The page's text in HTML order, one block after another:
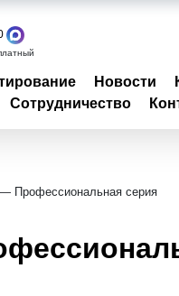
Новости
Сотрудничество
Профессиональная серия